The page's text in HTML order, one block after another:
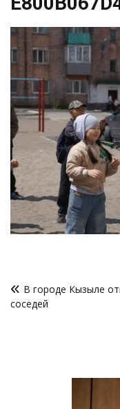
поВ городе Кызыле
соседей